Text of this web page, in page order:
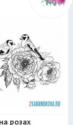
розах